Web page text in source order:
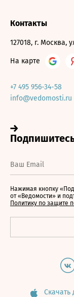
Контакты
127018, г. Москва,
На карте
+7 495 956-34-58
info@vedomosti.ru
Нажимая кнопку
от «Ведомости» и
Политику по защите
Скачать